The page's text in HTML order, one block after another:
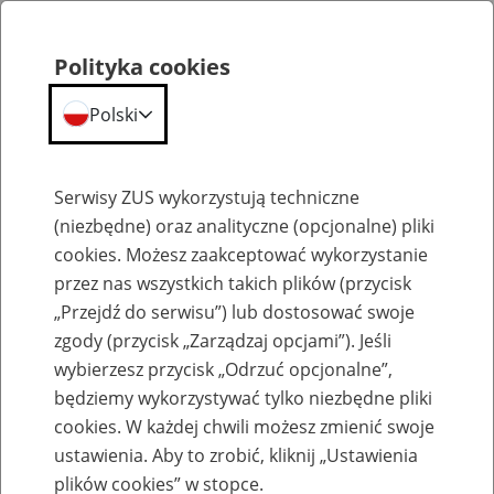
Emerytury
Baza zlikwidowanych lub
przekształconych zakładów pracy
Polityka cookies
Polski
Serwisy ZUS wykorzystują techniczne
(niezbędne) oraz analityczne (opcjonalne) pliki
cookies. Możesz zaakceptować wykorzystanie
przez nas wszystkich takich plików (przycisk
„Przejdź do serwisu”) lub dostosować swoje
zgody (przycisk „Zarządzaj opcjami”). Jeśli
wybierzesz przycisk „Odrzuć opcjonalne”,
będziemy wykorzystywać tylko niezbędne pliki
cookies. W każdej chwili możesz zmienić swoje
ustawienia. Aby to zrobić, kliknij „Ustawienia
plików cookies” w stopce.